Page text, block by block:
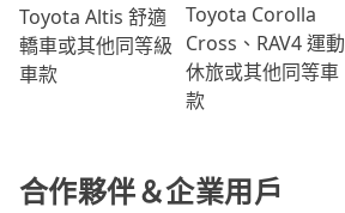
Toyota Altis 舒適
轎車或其他同等級
車款
Toyota Corolla
Cross、RAV4 運動
休旅或其他同等車
款
合作夥伴＆企業用戶